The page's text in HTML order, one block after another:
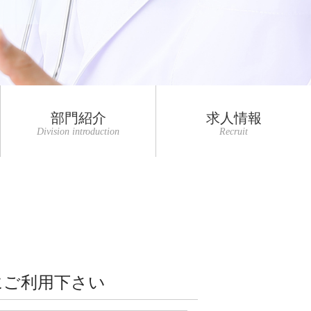
部門紹介
Division introduction
求人情報
Recruit
利用下さい